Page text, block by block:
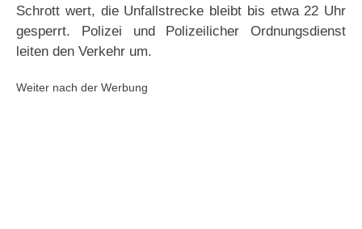
Schrott wert, die Unfallstrecke bleibt bis etwa 22 Uhr
gesperrt. Polizei und Polizeilicher Ordnungsdienst
leiten den Verkehr um.
Weiter nach der Werbung